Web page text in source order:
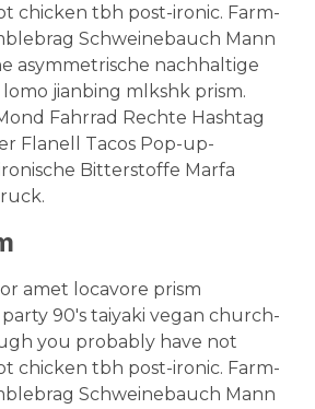
chicken tbh post-ironic. Farm-
Schweinebauch Mann
asymmetrische nachhaltige
jianbing mlkshk prism.
Fahrrad Rechte Hashtag
Flanell Tacos Pop-up-
Bitterstoffe Marfa
amet locavore prism
90's taiyaki vegan church-
you probably have not
chicken tbh post-ironic. Farm-
Schweinebauch Mann